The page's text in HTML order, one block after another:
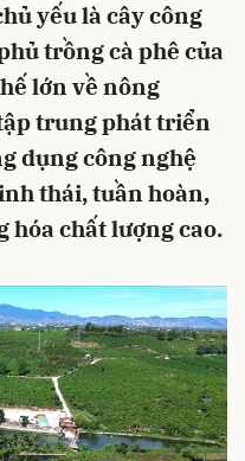
yếu là cây công
trồng cà phê của
lớn về nông
trung phát triển
dụng công nghệ
thái, tuần hoàn,
hóa chất lượng cao.